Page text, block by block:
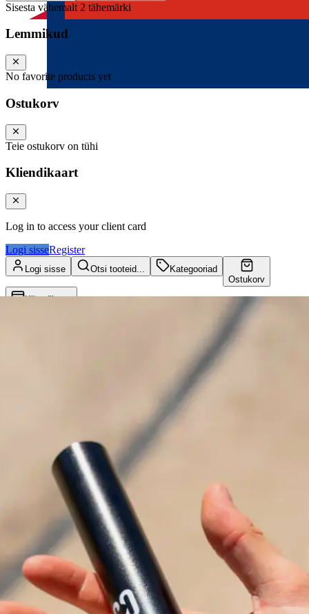
Sisesta vähemalt 2 tähemärki
Lemmikud
No favorite products yet
Ostukorv
Teie ostukorv on tühi
Kliendikaart
Log in to access your client card
Logi sisseRegister
Logi sisse Otsi tooteid...
Kategooriad
Ostukorv
Kliendikaart